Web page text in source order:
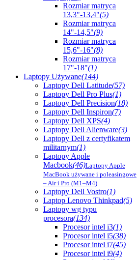
Rozmiar matryca
13,3"-13,4"(5)
Rozmiar matryca
14"-14,5"(9)
Rozmiar matryca
15,6"-16"(8)
Rozmiar matryca
17"-18"(1)
Laptopy Używane(144)
Laptopy Dell Latitude(57)
Laptopy Dell Pro Plus(1)
Laptopy Dell Precision(18)
Laptopy Dell Inspiron(7)
Laptopy Dell XPS(4)
Laptopy Dell Alienware(3)
Laptopy Dell z certyfikatem
militarnym(1)
Laptopy Apple
Macbook(46)Laptopy Apple
MacBook używane i poleasingowe
– Air i Pro (M1–M4)
Laptopy Dell Vostro(1)
Laptop Lenovo Thinkpad(5)
Laptopy wg typu
procesora(134)
Procesor intel i3(1)
Procesor intel i5(38)
Procesor intel i7(45)
Procesor intel i9(4)